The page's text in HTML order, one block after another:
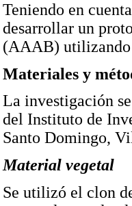
Teniendo en
desarrollar un
(AAAB) utilizando
Materiales y
La investigación
del Instituto de
Santo Domingo,
Material vegetal
Se utilizó el clon